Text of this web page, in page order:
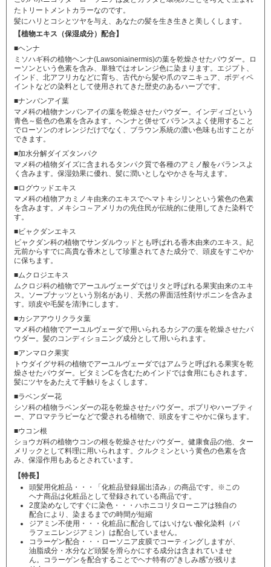
たトリートメントカラーなのです。
髪にハリとコシとツヤを与え、あなたの髪を生き生きと美しくします。
【植物エキス（保湿成分）配合】
■ヘンナ
ミソハギ科の植物ヘンナ(Lawsoniainermis)の葉を乾燥させたパウダー。ロ
ーソンという色素を含み、単独ではオレンジ色に染まります。エジプト、
インド、北アフリカなどに育ち、古代から髪や爪のマニキュア、ボディペ
イントなどの染料として使用されてきた歴史のあるハーブです。
■ナンバンアイ葉
マメ科の植物ナンバンアイの葉を乾燥させたパウダー。インディゴという
青色～藍色の色素を含みます。ヘンナと併せてバランスよく使用すること
でローソンのオレンジだけでなく、ブラウン系統の濃い色味も出すことが
できます。
■加水分解ダイズタンパク
マメ科の植物ダイズに含まれるタンパク質で各種のアミノ酸をバランスよ
く含みます。保湿効果に優れ、髪に潤いとしなやかさを与えます。
■ログウッドエキス
マメ科の植物アカミノキ由来のエキスでヘマトキシリンという紫色の色素
を含みます。メキシコ～アメリカの先住民が伝統的に使用してきた染料で
す。
■ビャクダンエキス
ビャクダン科の植物でサンダルウッドとも呼ばれる香木由来のエキス。紀
元前からすでに高貴な香木として珍重されてきた成分で、頭皮をすこやか
に保ちます。
■ムクロジエキス
ムクロジ科の植物でアーユルヴェーダではリタと呼ばれる果実由来のエキ
ス。ソープナッツという別名があり、天然の界面活性剤サポニンを含みま
す。頭皮や毛髪を清浄にします。
■カシアアウリクラタ葉
マメ科の植物でアーユルヴェーダで用いられるカシアの葉を乾燥させたパ
ウダー。髪のコンディショニング成分として用いられます。
■アンマロク果実
トウダイグサ科の植物でアーユルヴェーダではアムラと呼ばれる果実を乾
燥させたパウダー。ビタミンCを含むためインドでは食用にもされます。
髪にツヤをあたえて手触りをよくします。
■ラベンダー花
シソ科の植物ラベンダーの花を乾燥させたパウダー。ポプリやハーブティ
ー、アロマテラピーなどで愛される植物で、頭皮をすこやかに保ちます。
■ウコン根
ショウガ科の植物ウコンの根を乾燥させたパウダー。健康食品の他、ター
メリックとして料理に用いられます。クルクミンという黄色の色素を含
み、保湿作用もあるとされています。
【特長】
頭髪用化粧品・・・「化粧品登録届出済み」の商品です。※この
ヘナ商品は化粧品として登録されている商品です。
2度染めなしですぐに染色・・・ハホニコリタローニアは独自の
配合により、染まるまでの時間が短縮
ジアミン不使用・・・化粧品に配合してはいけない酸化染料（パ
ラフェニレンジアミン）は配合していません。
コラーゲン配合・・・ローソニア皮膜でコーティングしますが、
油脂成分・水分など頭髪を滑らかにする成分は含まれていませ
ん。コラーゲンを配合することでヘナ特有の”きしみ感”が残りま